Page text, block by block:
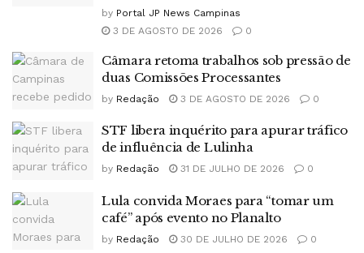
by Portal JP News Campinas
3 DE AGOSTO DE 2026
0
Câmara retoma trabalhos sob pressão de
duas Comissões Processantes
by Redação 3 DE AGOSTO DE 2026 0
STF libera inquérito para apurar tráfico
de influência de Lulinha
by Redação 31 DE JULHO DE 2026 0
Lula convida Moraes para “tomar um
café” após evento no Planalto
by Redação 30 DE JULHO DE 2026 0